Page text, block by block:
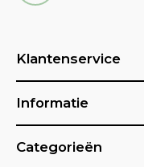
Klantenservice
Informatie
Categorieën